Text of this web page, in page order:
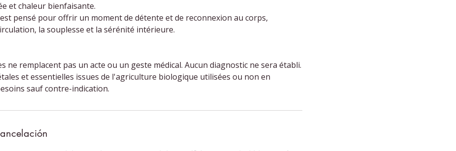
et chaleur bienfaisante.
pensé pour offrir un moment de détente et de reconnexion au corps,
la souplesse et la sérénité intérieure.
ne remplacent pas un acte ou un geste médical. Aucun diagnostic ne sera établi.
et essentielles issues de l'agriculture biologique utilisées ou non en